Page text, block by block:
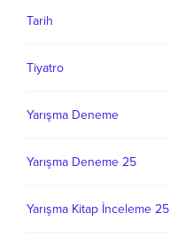
Tarih
Tiyatro
Yarışma Deneme
Yarışma Deneme 25
Yarışma Kitap İnceleme 25